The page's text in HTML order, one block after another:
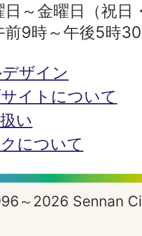
日～金曜日（祝日
前9時～午後5時
ザイン
イトについて
い
について
～2026 Sennan